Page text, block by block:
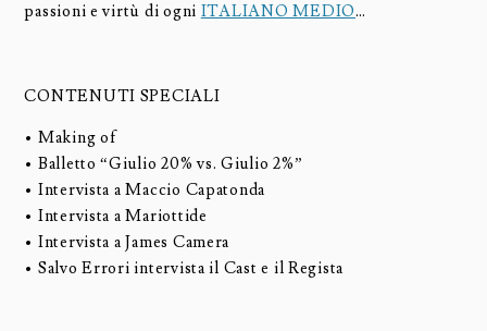
passioni e virtù di ogni ITALIANO MEDIO…
CONTENUTI SPECIALI
• Making of
• Balletto “Giulio 20% vs. Giulio 2%”
• Intervista a Maccio Capatonda
• Intervista a Mariottide
• Intervista a James Camera
• Salvo Errori intervista il Cast e il Regista